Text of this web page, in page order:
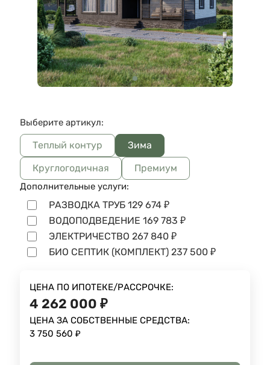
Выберите артикул:
Теплый контур
Зима
Круглогодичная
Премиум
Дополнительные услуги:
РАЗВОДКА ТРУБ 129 674 ₽
ВОДОПОДВЕДЕНИЕ 169 783 ₽
ЭЛЕКТРИЧЕСТВО 267 840 ₽
БИО СЕПТИК (КОМПЛЕКТ) 237 500 ₽
ЦЕНА ПО ИПОТЕКЕ/РАССРОЧКЕ:
4 262 000 ₽
ЦЕНА ЗА СОБСТВЕННЫЕ СРЕДСТВА:
3 750 560 ₽